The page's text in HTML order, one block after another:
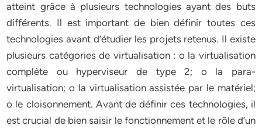
atteint grâce à plusieurs technologies ayant des buts
différents. Il est important de bien définir toutes ces
technologies avant d’étudier les projets retenus. Il existe
plusieurs catégories de virtualisation : o la virtualisation
complète ou hyperviseur de type 2; o la para-
virtualisation; o la virtualisation assistée par le matériel;
o le cloisonnement. Avant de définir ces technologies, il
est crucial de bien saisir le fonctionnement et le rôle d’un